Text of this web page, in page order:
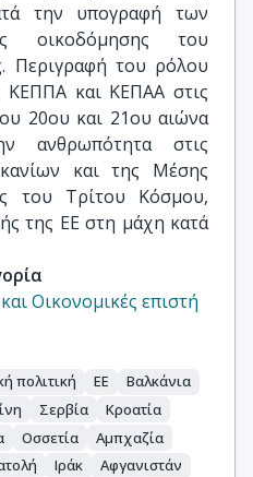
την υπογραφή των
οικοδόμησης του
Περιγραφή του ρόλου
ΚΕΠΠΑ και ΚΕΠΑΑ στις
20ου και 21ου αιώνα
ανθρωπότητα στις
και της Μέσης
του Τρίτου Κόσμου,
της ΕΕ στη μάχη κατά
Οικονομικές επιστή
πολιτική ΕΕ
Βαλκάνια
Σερβία
Κροατία
Οσσετία
Αμπχαζία
Ιράκ
Αφγανιστάν